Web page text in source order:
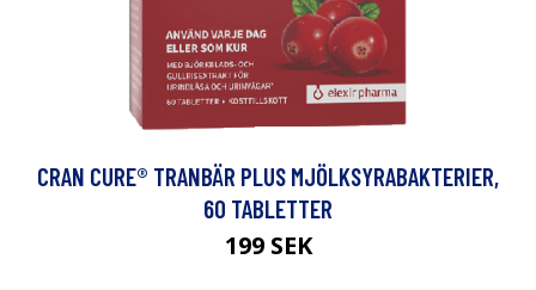
CRAN CURE® TRANBÄR PLUS MJÖLKSYRABAKTERIER,
60 TABLETTER
199 SEK